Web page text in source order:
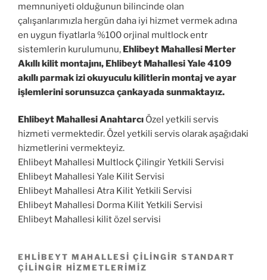
memnuniyeti olduğunun bilincinde olan
çalışanlarımızla hergün daha iyi hizmet vermek adına
en uygun fiyatlarla %100 orjinal multlock entr
sistemlerin kurulumunu, Ehlibeyt Mahallesi Merter
Akıllı kilit montajını, Ehlibeyt Mahallesi Yale 4109
akıllı parmak izi okuyuculu kilitlerin montaj ve ayar
işlemlerini sorunsuzca çankayada sunmaktayız.
Ehlibeyt Mahallesi Anahtarcı Özel yetkili servis
hizmeti vermektedir. Özel yetkili servis olarak aşağıdaki
hizmetlerini vermekteyiz.
Ehlibeyt Mahallesi Multlock Çilingir Yetkili Servisi
Ehlibeyt Mahallesi Yale Kilit Servisi
Ehlibeyt Mahallesi Atra Kilit Yetkili Servisi
Ehlibeyt Mahallesi Dorma Kilit Yetkili Servisi
Ehlibeyt Mahallesi kilit özel servisi
EHLIBEYT MAHALLESI ÇILINGIR STANDART
ÇILINGIR HIZMETLERIMIZ